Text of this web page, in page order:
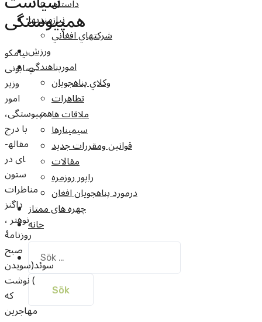
داستان
نيازمنديها
شرکتهاي افغاني
ورزش
امورپناهندگي
وکلاي پناهجويان
تظاهرات
ملاقات ها
سيمينارها
قوانين ومقررات جديد
مقالات
راپور روزمره
درمورد پناهجويان افغان
چهره های ممتاز
خانه
efter:
همپیوستگی
نیامکو
صابونی
وزیر
امور
همپیوستگی،
با درج
مقاله­
ای در
ستون
مناظرات
داگنز
نوهتر ،
روزنامۀ
صبح
سوئد(سويدن
) نوشت
که
مهاجرین